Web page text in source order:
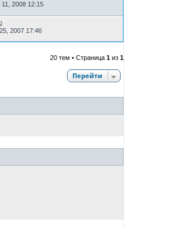
11, 2008 12:15
2007 17:46
20 тем • Страница 1 из 1
Перейти